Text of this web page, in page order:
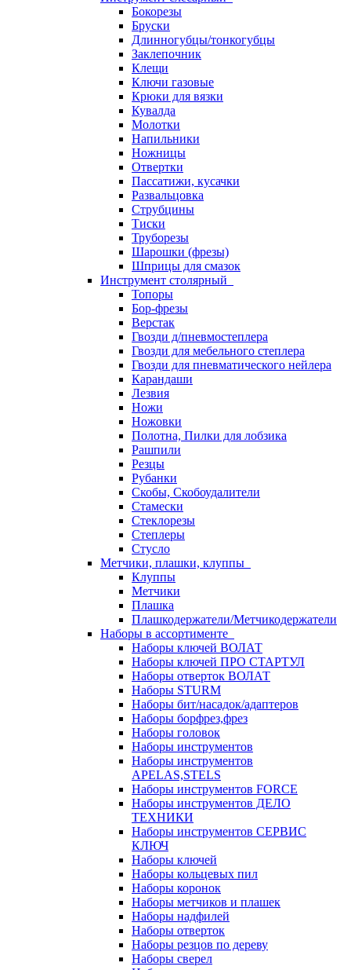
Бокорезы
Бруски
Длинногубцы/тонкогубцы
Заклепочник
Клещи
Ключи газовые
Крюки для вязки
Кувалда
Молотки
Напильники
Ножницы
Отвертки
Пассатижи, кусачки
Развальцовка
Струбцины
Тиски
Труборезы
Шарошки (фрезы)
Шприцы для смазок
Инструмент столярный
Топоры
Бор-фрезы
Верстак
Гвозди д/пневмостеплера
Гвозди для мебельного степлера
Гвозди для пневматического нейлера
Карандаши
Лезвия
Ножи
Ножовки
Полотна, Пилки для лобзика
Рашпили
Резцы
Рубанки
Скобы, Скобоудалители
Стамески
Стеклорезы
Степлеры
Стусло
Метчики, плашки, клуппы
Клуппы
Метчики
Плашка
Плашкодержатели/Метчикодержатели
Наборы в ассортименте
Наборы ключей ВОЛАТ
Наборы ключей ПРО СТАРТУЛ
Наборы отверток ВОЛАТ
Наборы STURM
Наборы бит/насадок/адаптеров
Наборы борфрез,фрез
Наборы головок
Наборы инструментов
Наборы инструментов
APELAS,STELS
Наборы инструментов FORCE
Наборы инструментов ДЕЛО
ТЕХНИКИ
Наборы инструментов СЕРВИС
КЛЮЧ
Наборы ключей
Наборы кольцевых пил
Наборы коронок
Наборы метчиков и плашек
Наборы надфилей
Наборы отверток
Наборы резцов по дереву
Наборы сверел